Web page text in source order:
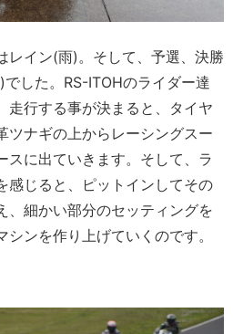
レイン(雨)。そして、予選、決勝
した。RS-ITOHのライダー達
走行する事が決まると、タイヤ
ツナギの上からレーシングスー
スに出ていきます。そして、ラ
感じると、ピットインしてその
、細かい部分のセッティングを
ンを作り上げていくのです。